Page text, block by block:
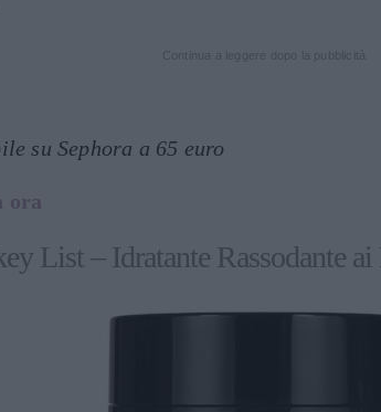
su Sephora a 65 euro
ora
List – Idratante Rassodante ai